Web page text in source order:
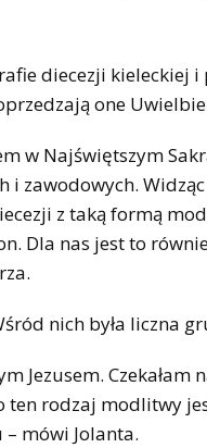
diecezji kieleckiej
one
w Najświętszym
i zawodowych.
z taką formą
Dla nas jest to
nich była liczna
Jezusem. Czekałam
rodzaj modlitwy
mówi Jolanta.